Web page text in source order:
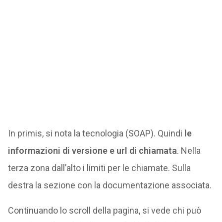
In primis, si nota la tecnologia (SOAP). Quindi le
informazioni di versione e url di chiamata. Nella
terza zona dall’alto i limiti per le chiamate. Sulla
destra la sezione con la documentazione associata.
Continuando lo scroll della pagina, si vede chi può